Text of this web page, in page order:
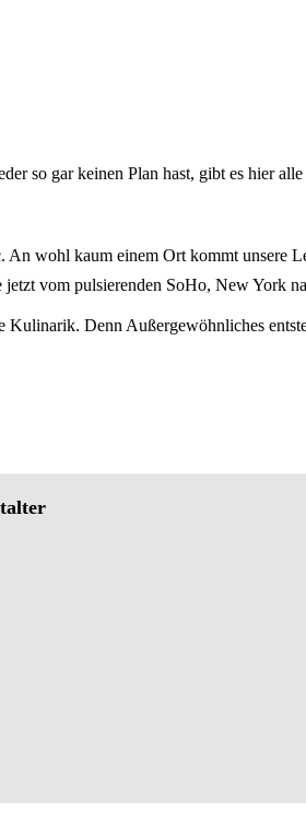
so gar keinen Plan hast, gibt es hier
wohl kaum einem Ort kommt unsere
vom pulsierenden SoHo, New York
Kulinarik. Denn Außergewöhnliches